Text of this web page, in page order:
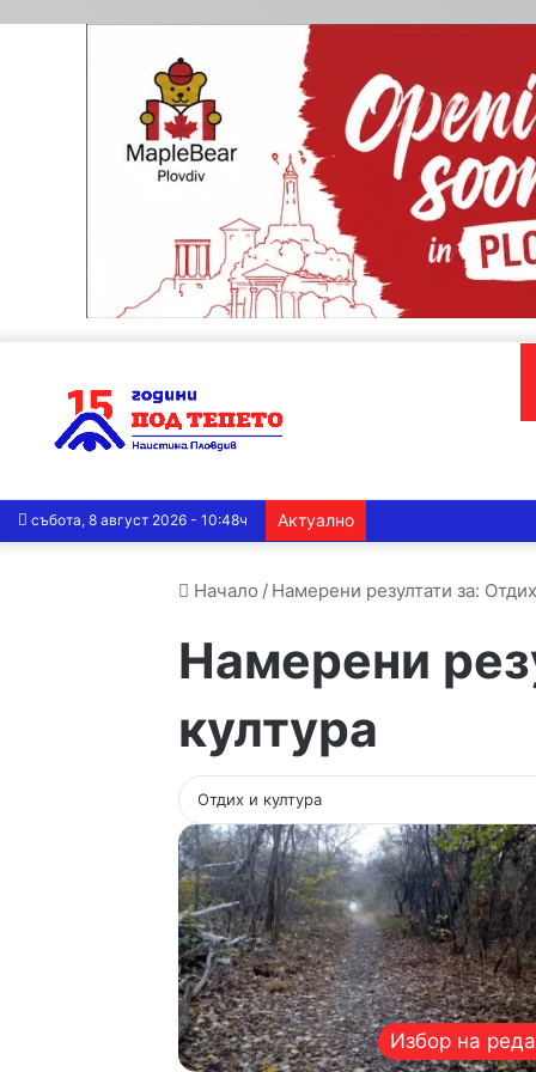
събота, 8 август 2026 - 10:48ч Актуално
Начало / Намерени резултати за:
Намерени
култура
Избор на